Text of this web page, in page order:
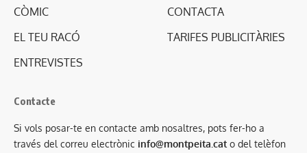
CÒMIC
EL TEU RACÓ
ENTREVISTES
CONTACTA
TARIFES PUBLICITÀRIES
Contacte
Si vols posar-te en contacte amb nosaltres, pots fer-ho a
través del correu electrònic info@montpeita.cato del telèfon